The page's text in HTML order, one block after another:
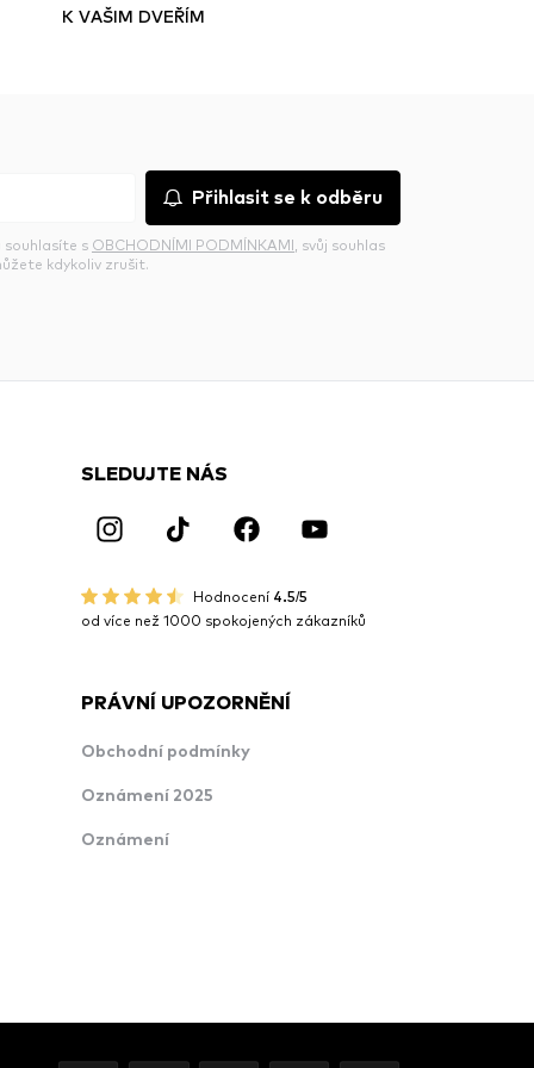
K VAŠIM DVEŘÍM
Přihlasit se k odběru
souhlasíte s OBCHODNÍMI PODMÍNKAMI , svůj souhlas
kdykoliv zrušit.
SLEDUJTE NÁS
Hodnocení 4.5/5
od více než 1000 spokojených zákazníků
PRÁVNÍ UPOZORNĚNÍ
Obchodní podmínky
Oznámení 2025
Oznámení